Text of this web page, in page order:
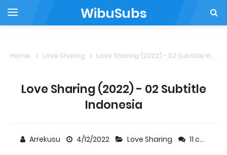
WibuSubs
Home Love Sharing Love Sharing (2022) - 02 Subtitle Indonesia
Love Sharing (2022) - 02 Subtitle
Indonesia
Arrekusu 4/12/2022 Love Sharing 11 comments